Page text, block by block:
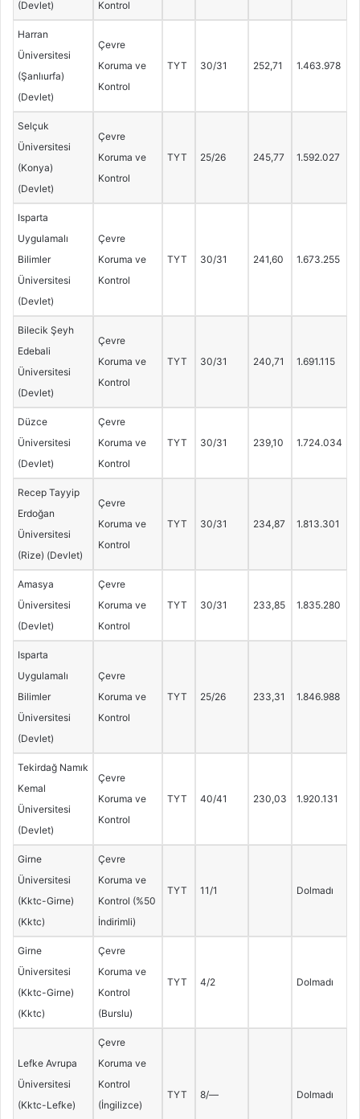
(Devlet) Kontrol
Harran
Üniversitesi
(Şanlıurfa)
(Devlet)
Çevre
Koruma ve
Kontrol
TYT 30/31 252,71 1.463.978
Selçuk
Üniversitesi
(Konya)
(Devlet)
Çevre
Koruma ve
Kontrol
TYT 25/26 245,77 1.592.027
Isparta
Uygulamalı
Bilimler
Üniversitesi
(Devlet)
Çevre
Koruma ve
Kontrol
TYT 30/31 241,60 1.673.255
Bilecik Şeyh
Edebali
Üniversitesi
(Devlet)
Çevre
Koruma ve
Kontrol
TYT 30/31 240,71 1.691.115
Düzce
Üniversitesi
(Devlet)
Çevre
Koruma ve
Kontrol
TYT 30/31 239,10 1.724.034
Recep Tayyip
Erdoğan
Üniversitesi
(Rize) (Devlet)
Çevre
Koruma ve
Kontrol
TYT 30/31 234,87 1.813.301
Amasya
Üniversitesi
(Devlet)
Çevre
Koruma ve
Kontrol
TYT 30/31 233,85 1.835.280
Isparta
Uygulamalı
Bilimler
Üniversitesi
(Devlet)
Çevre
Koruma ve
Kontrol
TYT 25/26 233,31 1.846.988
Tekirdağ Namık
Kemal
Üniversitesi
(Devlet)
Çevre
Koruma ve
Kontrol
TYT 40/41 230,03 1.920.131
Girne
Üniversitesi
(Kktc-Girne)
(Kktc)
Çevre
Koruma ve
Kontrol (%50
İndirimli)
TYT 11/1 Dolmadı
Girne
Üniversitesi
(Kktc-Girne)
(Kktc)
Çevre
Koruma ve
Kontrol
(Burslu)
TYT 4/2 Dolmadı
Lefke Avrupa
Üniversitesi
(Kktc-Lefke)
Çevre
Koruma ve
Kontrol
(İngilizce)
TYT 8/— Dolmadı